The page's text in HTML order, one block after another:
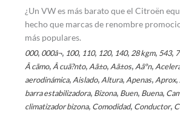
¿Un VW es más barato que el Citroën
hecho que marcas de renombre
más populares.
000, 000â¬, 100, 110, 120, 140, 28 kgm, 543,
Â cãmo, Â cuã?nto, Aã±o, Aã±os, Aãºn,
aerodinámica, Aislado, Altura, Apenas, Aprox,
barra estabilizadora, Bizona, Buen, Buena,
climatizador bizona, Comodidad, Conductor,